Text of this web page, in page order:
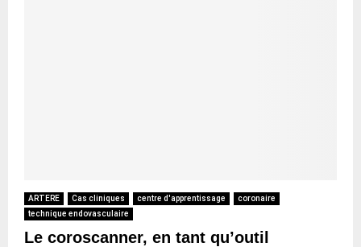
ARTERE Cas cliniques centre d'apprentissage
coronaire
technique endovasculaire
Le coroscanner, en tant qu’outil